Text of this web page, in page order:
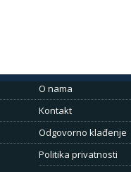
O nama
Kontakt
Odgovorno klađenje
Politika privatnosti